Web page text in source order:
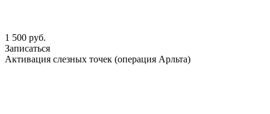
1 500 руб.
Записаться
Активация слезных точек (операция Арльта)